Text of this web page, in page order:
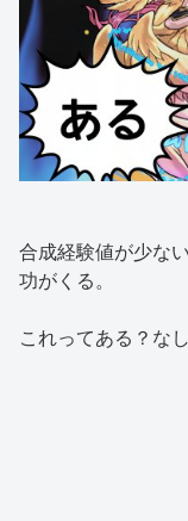
合成経験値が少な
功がくる。
これってある？な